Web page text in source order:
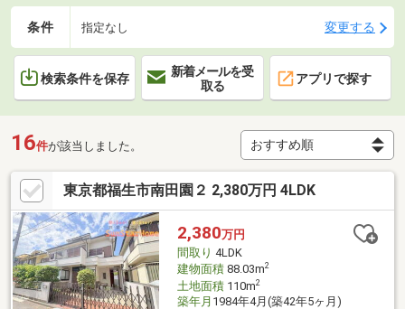
条件 指定なし 変更する
検索条件を保存
新着メールを受
取る
アプリで探す
16件が該当しました。
東京都福生市南田園２ 2,380万円 4LDK
2,380万円
間取り 4LDK
建物面積88.03m2
土地面積110m2
築年月 1984年4月(築42年5ヶ月)